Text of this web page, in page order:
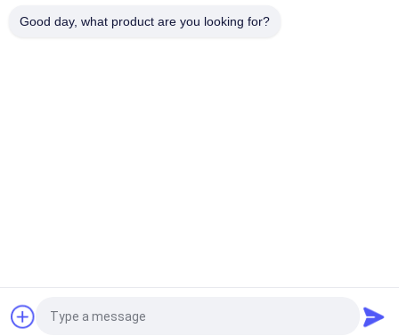
Good day, what product are you looking for?